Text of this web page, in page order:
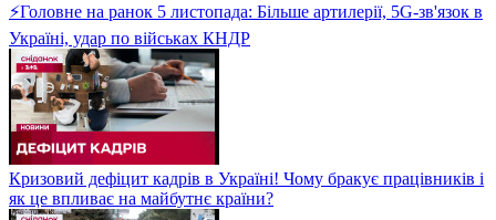
⚡Головне на ранок 5 листопада: Більше артилерії, 5G-зв'язок в
Україні, удар по військах КНДР
Кризовий дефіцит кадрів в Україні! Чому бракує працівників і
як це впливає на майбутнє країни?